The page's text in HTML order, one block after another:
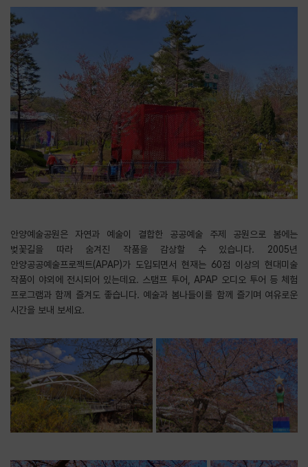
안양예술공원은 자연과 예술이 결합한 공공예술 주제 공원으로 봄에는
벚꽃길을 따라 숨겨진 작품을 감상할 수 있습니다. 2005년
안양공공예술프로젝트(APAP)가 도입되면서 현재는 60점 이상의 현대미술
작품이 야외에 전시되어 있는데요. 스탬프 투어, APAP 오디오 투어 등 체험
프로그램과 함께 즐겨도 좋습니다. 예술과 봄나들이를 함께 즐기며 여유로운
시간을 보내 보세요.